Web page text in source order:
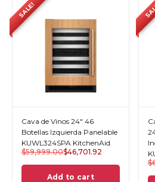
SALE!
Cava de Vinos 24" 46
Botellas Izquierda Panelable
KUWL324SPA KitchenAid
$59,999.00$46,701.92
Add to cart
$